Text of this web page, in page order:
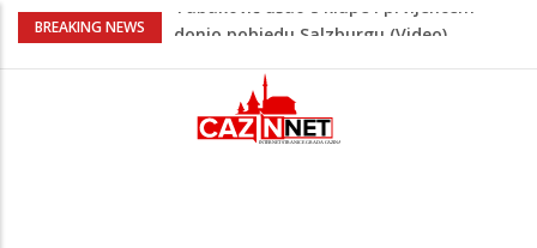
BREAKING NEWS
“Pečat slobodi 2026”: U Tržačkoj Rašteli
Unsko-sanskog kantona
Porodica iz Krajine u centru afere,
gradonačelnik Kelna pokrenuo istragu